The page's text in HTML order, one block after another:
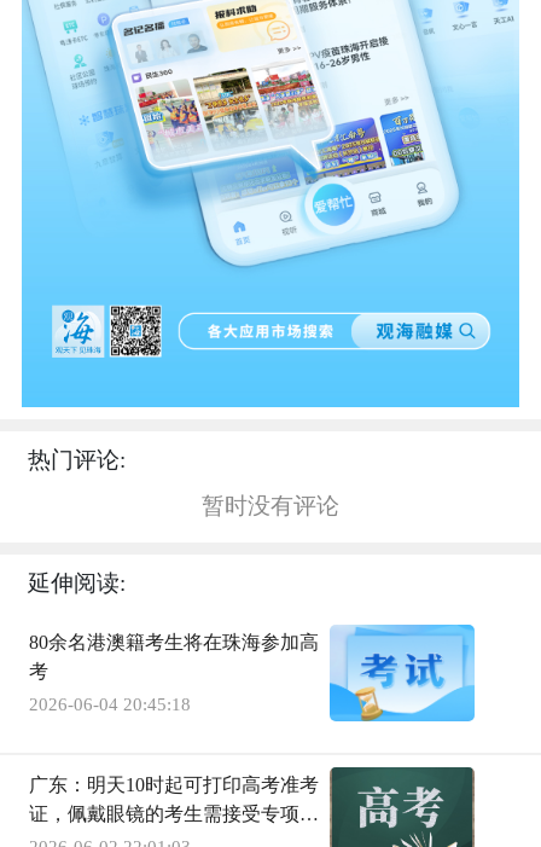
热门评论:
暂时没有评论
延伸阅读:
80余名港澳籍考生将在珠海参加高
考
2026-06-04 20:45:18
广东：明天10时起可打印高考准考
证，佩戴眼镜的考生需接受专项检